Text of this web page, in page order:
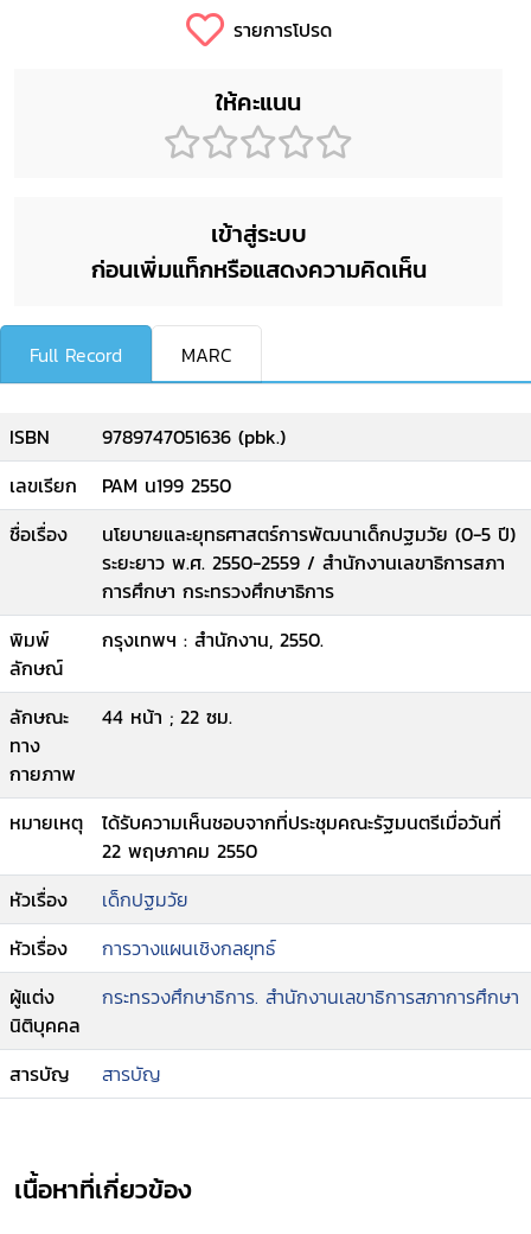
รายการโปรด
ให้คะแนน
เข้าสู่ระบบ
ก่อนเพิ่มแท็กหรือแสดงความคิดเห็น
Full Record MARC
ISBN
9789747051636 (pbk.)
เลขเรียก
PAM น199 2550
ชื่อเรื่อง
นโยบายและยุทธศาสตร์การพัฒนาเด็กปฐมวัย (0-5 ปี)
ระยะยาว พ.ศ. 2550-2559 / สำนักงานเลขาธิการสภา
การศึกษา กระทรวงศึกษาธิการ
พิมพ์
ลักษณ์
กรุงเทพฯ : สำนักงาน, 2550.
ลักษณะ
ทาง
กายภาพ
44 หน้า ; 22 ซม.
หมายเหตุ
ได้รับความเห็นชอบจากที่ประชุมคณะรัฐมนตรีเมื่อวันที่
22 พฤษภาคม 2550
หัวเรื่อง
เด็กปฐมวัย
หัวเรื่อง
การวางแผนเชิงกลยุทธ์
ผู้แต่ง
นิติบุคคล
กระทรวงศึกษาธิการ. สำนักงานเลขาธิการสภาการศึกษา
สารบัญ สารบัญ
เนื้อหาที่เกี่ยวข้อง